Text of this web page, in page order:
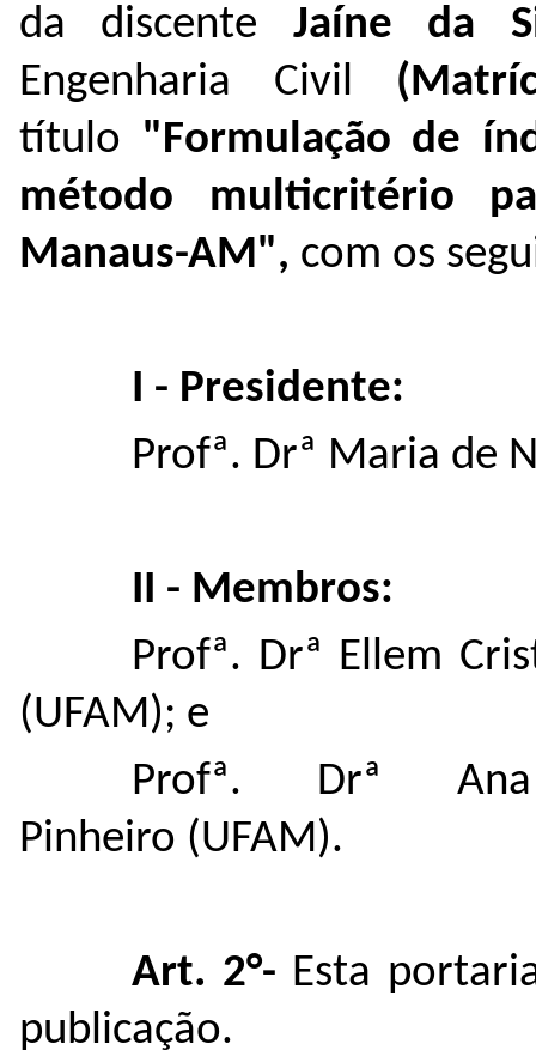
da discente Jaíne da
Engenharia Civil
título "Formulação de
método multicritério
Manaus-AM", com os
I - Presidente:
Profª. Drª Maria de
II - Membros:
Profª. Drª Ellem
(UFAM); e
Profª. Drª
Pinheiro (UFAM).
Art. 2°- Esta
publicação.